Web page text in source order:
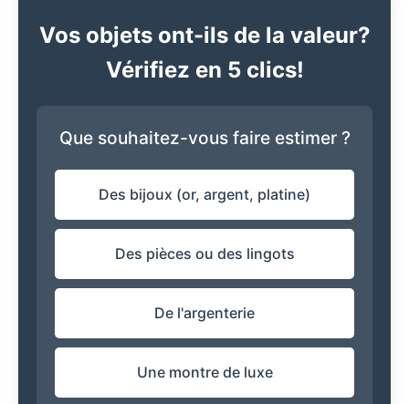
Vos objets ont-ils de la valeur?
Vérifiez en 5 clics!
Que souhaitez-vous faire estimer ?
Des bijoux (or, argent, platine)
Des pièces ou des lingots
De l'argenterie
Une montre de luxe